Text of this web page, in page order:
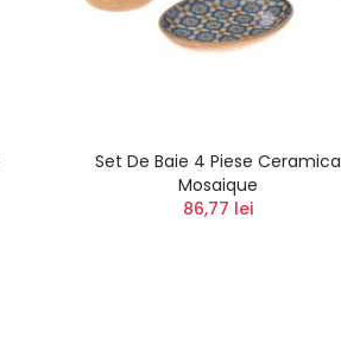
Set De Baie 4 Piese Ceramica
Mosaique
86,77 lei